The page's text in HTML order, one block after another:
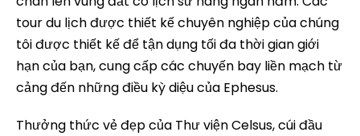
tour du lịch được thiết kế chuyên nghiệp của chúng
tôi được thiết kế để tận dụng tối đa thời gian giới
hạn của bạn, cung cấp các chuyến bay liền mạch từ
cảng đến những điều kỳ diệu của Ephesus.
Thưởng thức vẻ đẹp của Thư viện Celsus, cúi đầu